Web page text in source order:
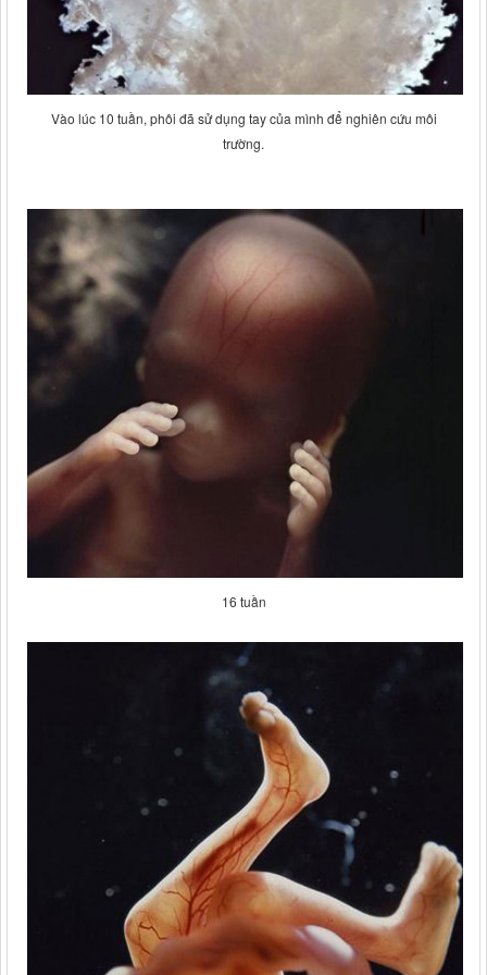
Vào lúc 10 tuần, phôi đã sử dụng tay của mình để nghiên cứu môi
trường.
16 tuần